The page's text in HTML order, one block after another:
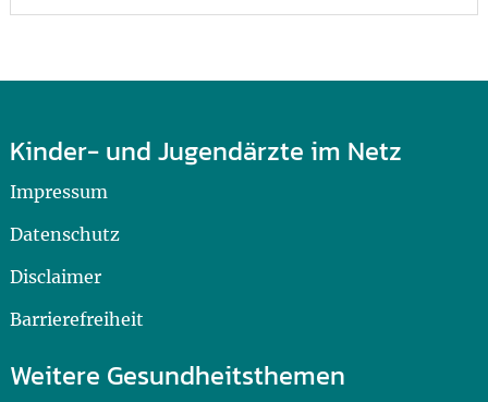
Kinder- und Jugendärzte im Netz
Impressum
Datenschutz
Disclaimer
Barrierefreiheit
Weitere Gesundheitsthemen